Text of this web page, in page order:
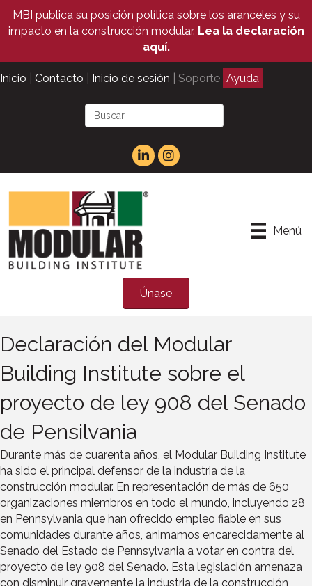
MBI publica su posición política sobre los aranceles y su
impacto en la construcción modular. Lea la declaración
aquí.
Inicio Contacto Inicio de sesión | Soporte Ayuda
Menú
Únase
Declaración del Modular
Building Institute sobre el
proyecto de ley 908 del Senado
de Pensilvania
Durante más de cuarenta años, el Modular Building Institute
ha sido el principal defensor de la industria de la
construcción modular. En representación de más de 650
organizaciones miembros en todo el mundo, incluyendo 28
en Pennsylvania que han ofrecido empleo fiable en sus
comunidades durante años, animamos encarecidamente al
Senado del Estado de Pennsylvania a votar en contra del
proyecto de ley 908 del Senado. Esta legislación amenaza
con disminuir gravemente la industria de la construcción